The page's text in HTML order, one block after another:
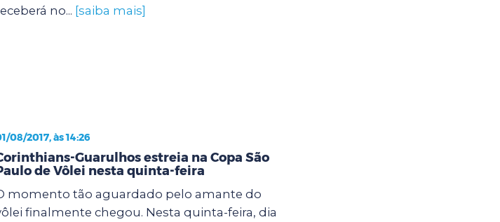
no... [saiba mais]
08/2017, às 14:26
Guarulhos estreia na Copa São
de Vôlei nesta quinta-feira
momento tão aguardado pelo amante do
finalmente chegou. Nesta quinta-feira, dia